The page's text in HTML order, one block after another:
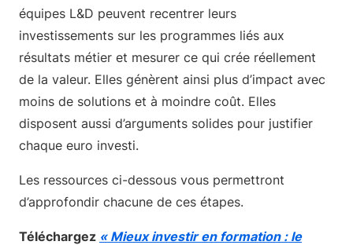
équipes L&D peuvent recentrer leurs
investissements sur les programmes liés aux
résultats métier et mesurer ce qui crée réellement
de la valeur. Elles génèrent ainsi plus d’impact avec
moins de solutions et à moindre coût. Elles
disposent aussi d’arguments solides pour justifier
chaque euro investi.
Les ressources ci-dessous vous permettront
d’approfondir chacune de ces étapes.
Téléchargez « Mieux investir en formation : le